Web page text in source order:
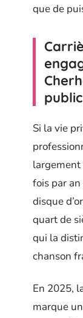
que de
public
Si la vie
largement
fois par
disque
quart de
qui la
chanson
En 2025,
marque